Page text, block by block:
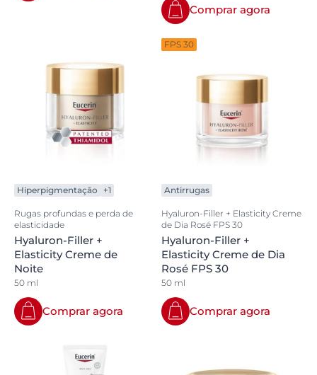
Comprar agora
Hiperpigmentação +1
Rugas profundas e perda de
elasticidade
Hyaluron-Filler +
Elasticity Creme de
Noite
50 ml
Comprar agora
FPS 30
Antirrugas
Hyaluron-Filler + Elasticity Creme
de Dia Rosé FPS 30
Hyaluron-Filler +
Elasticity Creme de Dia
Rosé FPS 30
50 ml
Comprar agora